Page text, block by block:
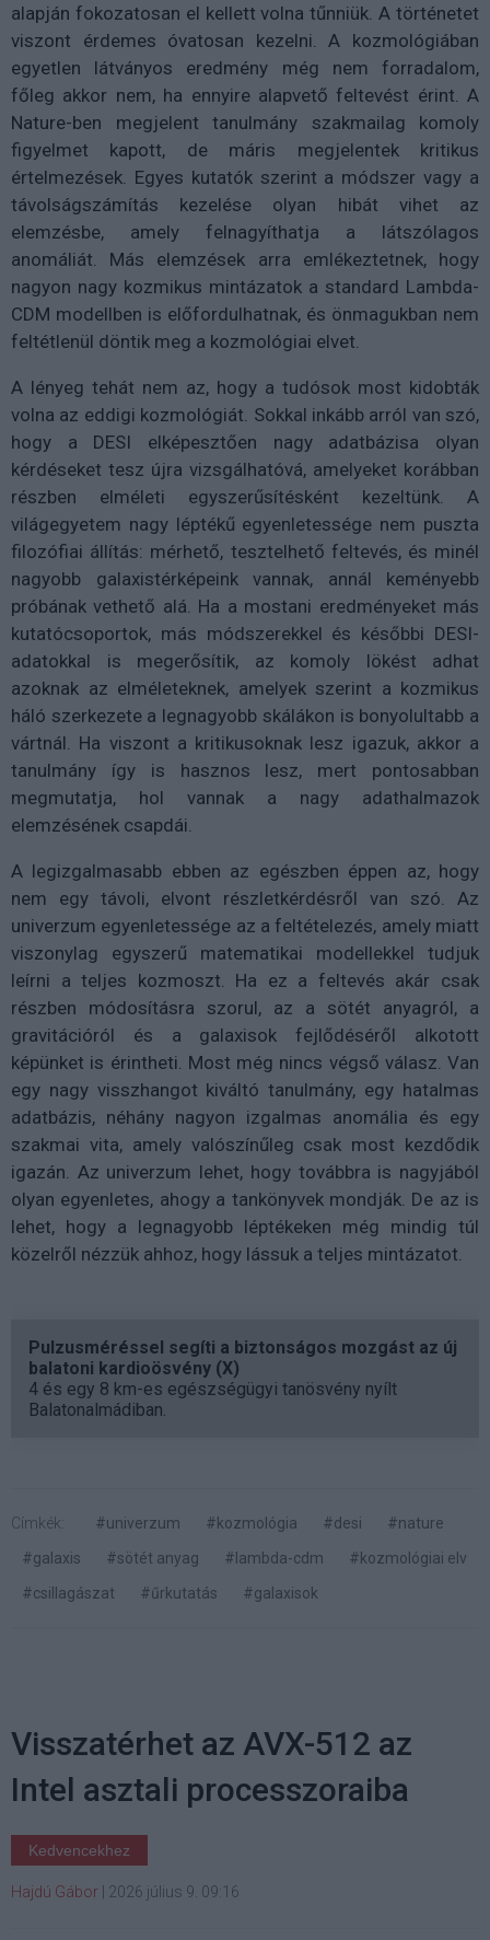
alapján fokozatosan el kellett volna tűnniük. A történetet
viszont érdemes óvatosan kezelni. A kozmológiában
egyetlen látványos eredmény még nem forradalom,
főleg akkor nem, ha ennyire alapvető feltevést érint. A
Nature-ben megjelent tanulmány szakmailag komoly
figyelmet kapott, de máris megjelentek kritikus
értelmezések. Egyes kutatók szerint a módszer vagy a
távolságszámítás kezelése olyan hibát vihet az
elemzésbe, amely felnagyíthatja a látszólagos
anomáliát. Más elemzések arra emlékeztetnek, hogy
nagyon nagy kozmikus mintázatok a standard Lambda-
CDM modellben is előfordulhatnak, és önmagukban nem
feltétlenül döntik meg a kozmológiai elvet.
A lényeg tehát nem az, hogy a tudósok most kidobták
volna az eddigi kozmológiát. Sokkal inkább arról van szó,
hogy a DESI elképesztően nagy adatbázisa olyan
kérdéseket tesz újra vizsgálhatóvá, amelyeket korábban
részben elméleti egyszerűsítésként kezeltünk. A
világegyetem nagy léptékű egyenletessége nem puszta
filozófiai állítás: mérhető, tesztelhető feltevés, és minél
nagyobb galaxistérképeink vannak, annál keményebb
próbának vethető alá. Ha a mostani eredményeket más
kutatócsoportok, más módszerekkel és későbbi DESI-
adatokkal is megerősítik, az komoly lökést adhat
azoknak az elméleteknek, amelyek szerint a kozmikus
háló szerkezete a legnagyobb skálákon is bonyolultabb a
vártnál. Ha viszont a kritikusoknak lesz igazuk, akkor a
tanulmány így is hasznos lesz, mert pontosabban
megmutatja, hol vannak a nagy adathalmazok
elemzésének csapdái.
A legizgalmasabb ebben az egészben éppen az, hogy
nem egy távoli, elvont részletkérdésről van szó. Az
univerzum egyenletessége az a feltételezés, amely miatt
viszonylag egyszerű matematikai modellekkel tudjuk
leírni a teljes kozmoszt. Ha ez a feltevés akár csak
részben módosításra szorul, az a sötét anyagról, a
gravitációról és a galaxisok fejlődéséről alkotott
képünket is érintheti. Most még nincs végső válasz. Van
egy nagy visszhangot kiváltó tanulmány, egy hatalmas
adatbázis, néhány nagyon izgalmas anomália és egy
szakmai vita, amely valószínűleg csak most kezdődik
igazán. Az univerzum lehet, hogy továbbra is nagyjából
olyan egyenletes, ahogy a tankönyvek mondják. De az is
lehet, hogy a legnagyobb léptékeken még mindig túl
közelről nézzük ahhoz, hogy lássuk a teljes mintázatot.
Pulzusméréssel segíti a biztonságos mozgást az új
balatoni kardioösvény (X)
4 és egy 8 km-es egészségügyi tanösvény nyílt
Balatonalmádiban.
Címkék: #univerzum #kozmológia #desi
#nature
#galaxis
#sötét anyag #lambda-cdm
#kozmológiai elv
#csillagászat
#űrkutatás #galaxisok
Visszatérhet az AVX-512 az
Intel asztali processzoraiba
Kedvencekhez
Hajdú Gábor 2026 július 9. 09:16